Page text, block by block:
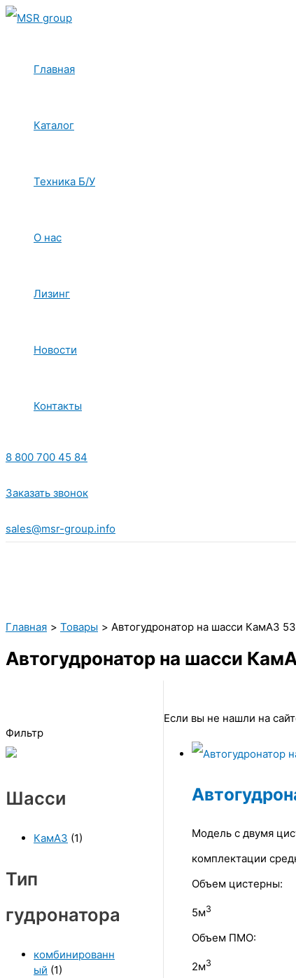
Перейти
содержимому
Главная
Каталог
Техника Б/У
О нас
Лизинг
Новости
Контакты
8 800 700 45 84
Заказать звонок
sales@msr-group.info
Главная Товары Автогудронатор на шасси КамАЗ
Автогудронатор на шасси
Фильтр
Шасси
КамАЗ (1)
Тип
гудронатора
комбинированн
ый (1)
Если вы не нашли на
Модель с двумя
комплектации
Объем цистерны:
5м3
Объем ПМО:
2м3